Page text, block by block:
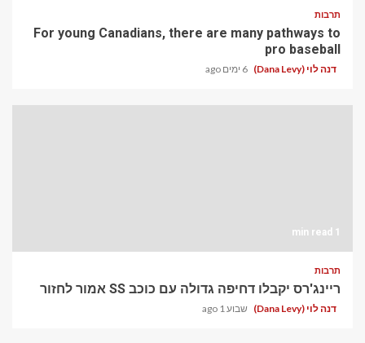
תרבות
For young Canadians, there are many pathways to
pro baseball
דנה לוי (Dana Levy) 6 ימים ago
1 min read
תרבות
ריינג'רס יקבלו דחיפה גדולה עם כוכב SS אמור לחזור
דנה לוי (Dana Levy) שבוע 1 ago